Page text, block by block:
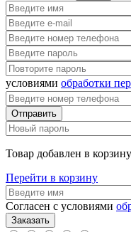
условиями обработки
Товар добавлен в корзину
Перейти в корзину
Согласен с условиями